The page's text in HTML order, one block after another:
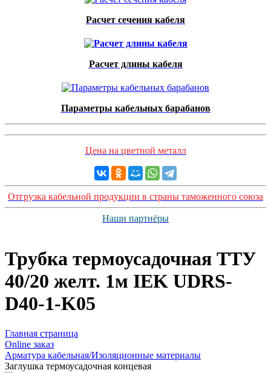
Расчет сечения кабеля
Расчет длины кабеля
Параметры кабельных барабанов
Цена на цветной металл
Отгрузка кабельной продукции в страны таможенного союза
Наши партнёры
Трубка термоусадочная ТТУ
40/20 желт. 1м IEK UDRS-
D40-1-K05
Главная страница
Оnline заказ
Арматура кабельная/Изоляционные материалы
Заглушка термоусадочная концевая